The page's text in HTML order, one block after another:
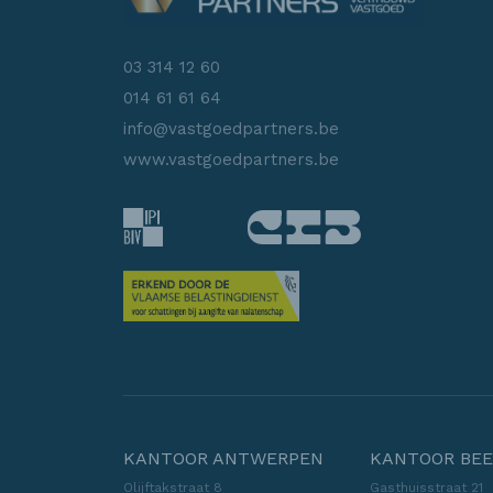
03 314 12 60
014 61 61 64
info@vastgoedpartners.be
www.vastgoedpartners.be
KANTOOR ANTWERPEN
Olijftakstraat 8
KANTOOR
Gasthuisstraat 21